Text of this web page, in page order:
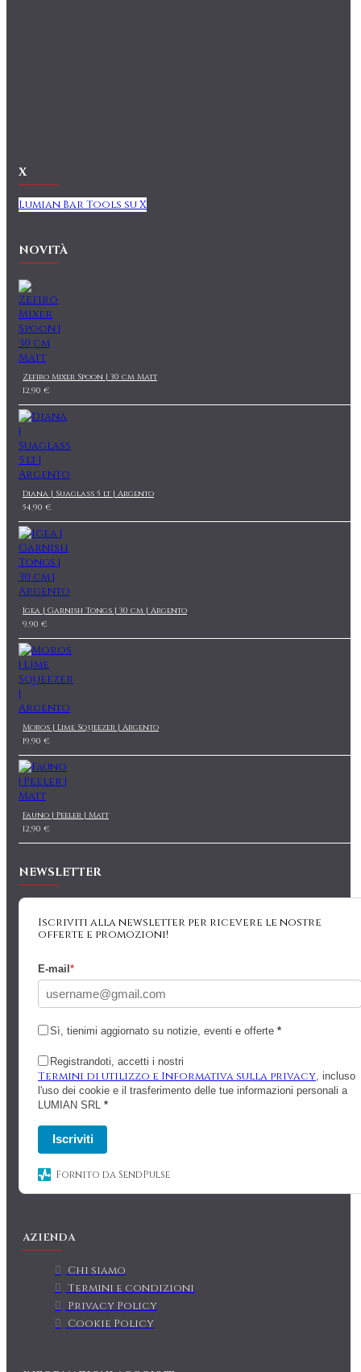
X
Lumian Bar Tools su X
NOVITÀ
Zefiro Mixer Spoon | 30 cm Matt
12,90 €
Diana | Suaglass 5 lt | Argento
54,90 €
Igea | Garnish Tongs | 30 cm | Argento
9,90 €
Moros | Lime Squeezer | Argento
19,90 €
Fauno | Peeler | Matt
12,90 €
NEWSLETTER
Iscriviti alla newsletter per ricevere le nostre
offerte e promozioni!
E-mail *
Sì, tienimi aggiornato su notizie, eventi e offerte *
Registrandoti, accetti i nostri
Termini di utilizzo e Informativa sulla privacy, incluso
l'uso dei cookie e il trasferimento delle tue informazioni personali a
LUMIAN SRL *
Iscriviti
Fornito da SendPulse
AZIENDA
Chi siamo
Termini e condizioni
Privacy Policy
Cookie Policy